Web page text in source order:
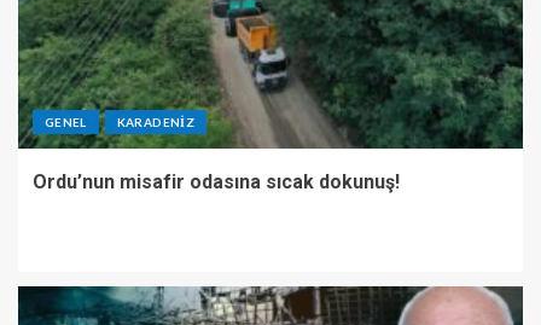
GENEL KARADENIZ
Ordu’nun misafir odasına sıcak dokunuş!